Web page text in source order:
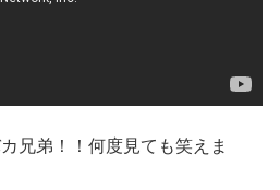
兄弟！！何度見ても笑えま